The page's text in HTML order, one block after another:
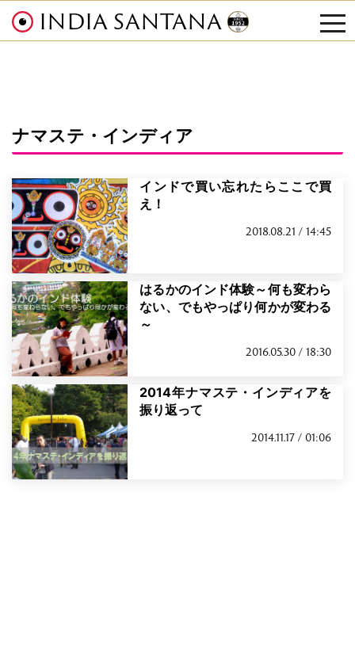
INDIA SANTANA
ナマステ・インディア
インドで買い忘れたらここで買
え！
2018.08.21 / 14:45
はるかのインド体験～何も変わら
ない、でもやっぱり何かが変わる
～
2016.05.30 / 18:30
2014年ナマステ・インディアを
振り返って
2014.11.17 / 01:06